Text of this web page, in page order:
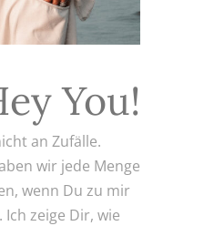
You!
an Zufälle.
wir jede Menge
wenn Du zu mir
zeige Dir, wie